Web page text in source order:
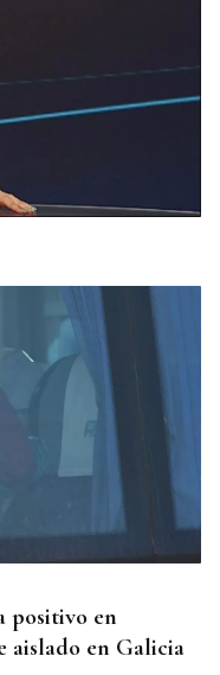
positivo en
aislado en Galicia